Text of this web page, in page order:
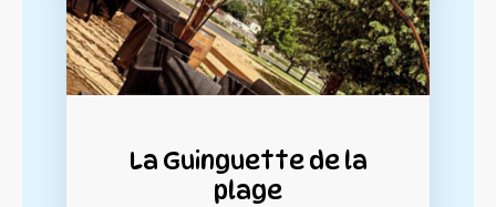
La Guinguette de la
plage